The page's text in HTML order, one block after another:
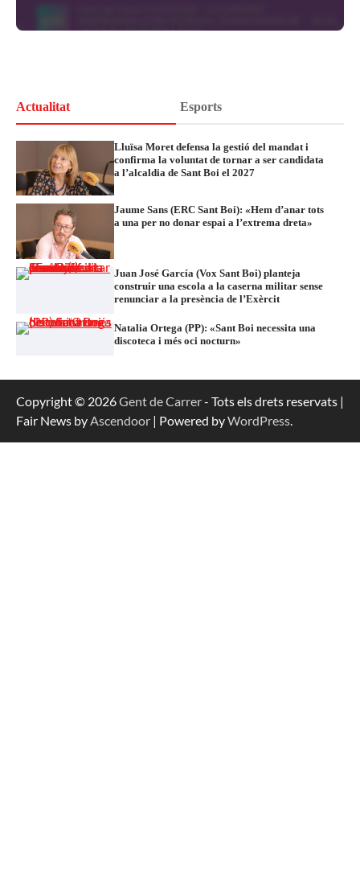
Actualitat Esports
Lluïsa Moret defensa la gestió del mandat i
confirma la voluntat de tornar a ser candidata
a l’alcaldia de Sant Boi el 2027
Jaume Sans (ERC Sant Boi): «Hem d’anar tots
a una per no donar espai a l’extrema dreta»
Juan José García (Vox Sant Boi) planteja
construir una escola a la caserna militar sense
renunciar a la presència de l’Exèrcit
Natalia Ortega (PP): «Sant Boi necessita una
discoteca i més oci nocturn»
Copyright © 2026Gent de Carrer- Tots els drets reservats |
Fair News byAscendoor | Powered byWordPress.